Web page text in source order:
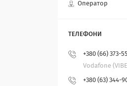
Оператор
+380 (66) 373-
Vodafone
+380 (63) 344-